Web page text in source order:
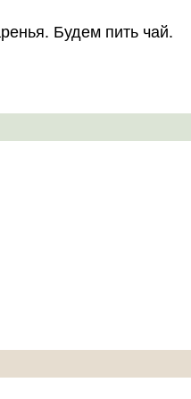
Будем пить чай.